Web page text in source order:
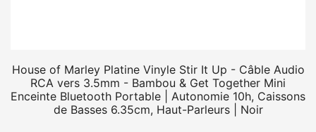
House of Marley Platine Vinyle Stir It Up - Câble Audio
RCA vers 3.5mm - Bambou & Get Together Mini
Enceinte Bluetooth Portable | Autonomie 10h, Caissons
de Basses 6.35cm, Haut-Parleurs | Noir